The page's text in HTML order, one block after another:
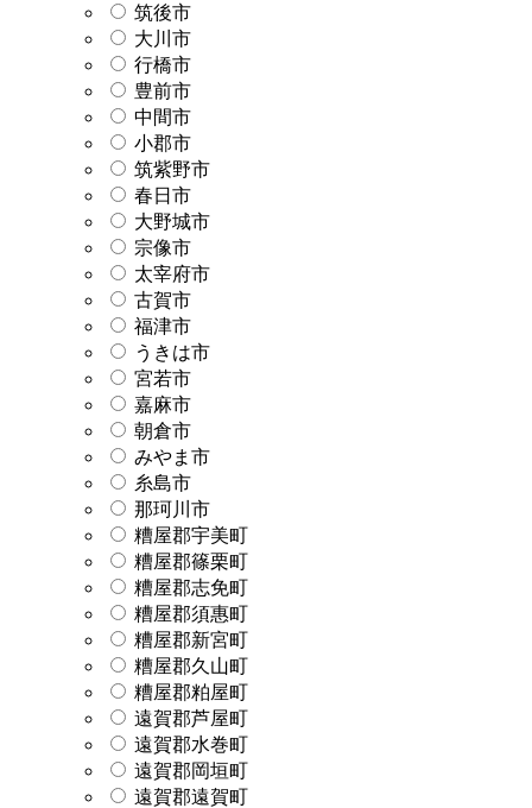
筑後市
大川市
行橋市
豊前市
中間市
小郡市
筑紫野市
春日市
大野城市
宗像市
太宰府市
古賀市
福津市
うきは市
宮若市
嘉麻市
朝倉市
みやま市
糸島市
那珂川市
糟屋郡宇美町
糟屋郡篠栗町
糟屋郡志免町
糟屋郡須惠町
糟屋郡新宮町
糟屋郡久山町
糟屋郡粕屋町
遠賀郡芦屋町
遠賀郡水巻町
遠賀郡岡垣町
遠賀郡遠賀町